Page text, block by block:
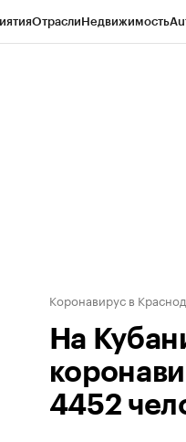
ОтраслиНедвижимость
Коронавирус в
На
4452